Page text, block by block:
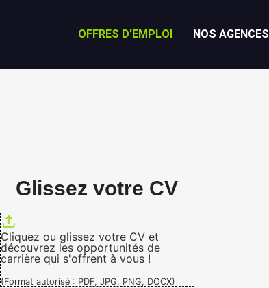
OFFRES D’EMPLOI NOS AGENCES
Glissez votre CV
Cliquez ou glissez votre CV et
découvrez les opportunités de
carrière qui s'offrent à vous !
(Format autorisé : PDF, JPG, PNG, DOCX)